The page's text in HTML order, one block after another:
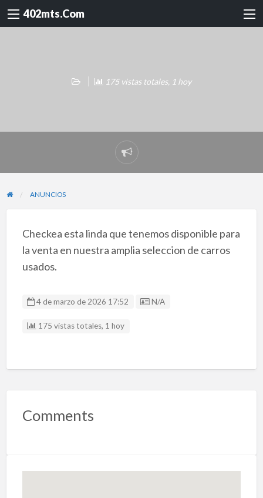
402mts.Com
175 vistas totales, 1 hoy
Reportar
problema
ANUNCIOS
Checkea esta linda que tenemos disponible para
la venta en nuestra amplia seleccion de carros
usados.
4 de marzo de 2026 17:52 Listing ID
N/A
175 vistas totales, 1 hoy
Comments